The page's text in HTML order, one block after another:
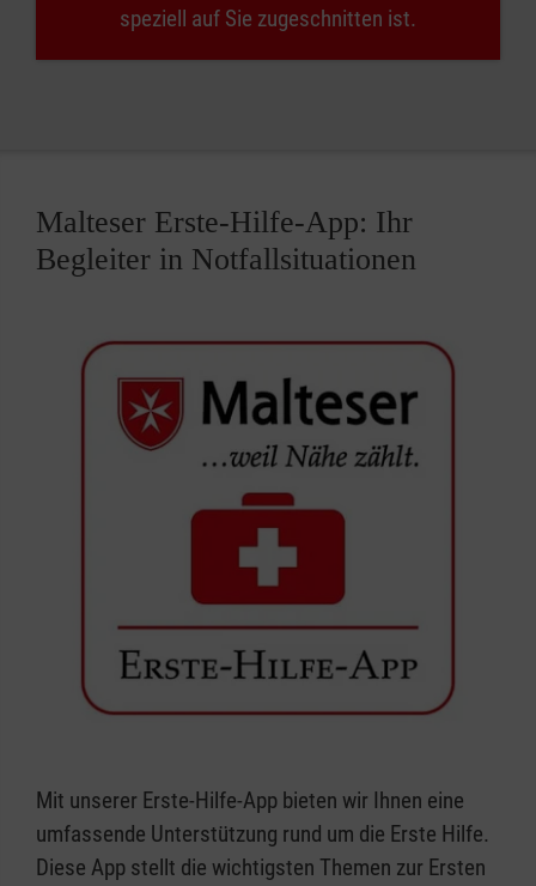
speziell auf Sie zugeschnitten ist.
Malteser Erste-Hilfe-App: Ihr
Begleiter in Notfallsituationen
Mit unserer Erste-Hilfe-App bieten wir Ihnen eine
umfassende Unterstützung rund um die Erste Hilfe.
Diese App stellt die wichtigsten Themen zur Ersten